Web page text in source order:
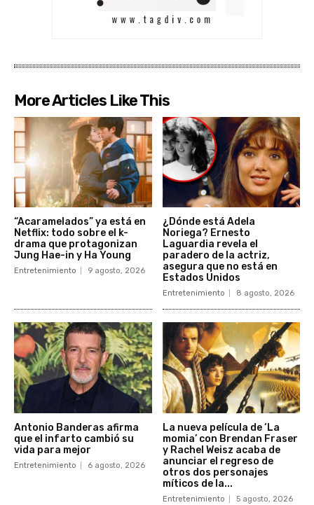
More Articles Like This
“Acaramelados” ya está en
Netflix: todo sobre el k-
drama que protagonizan
Jung Hae-in y Ha Young
Entretenimiento 9 agosto, 2026
¿Dónde está Adela
Noriega? Ernesto
Laguardia revela el
paradero de la actriz,
asegura que no está en
Estados Unidos
Entretenimiento 8 agosto, 2026
Antonio Banderas afirma
que el infarto cambió su
vida para mejor
Entretenimiento 6 agosto, 2026
La nueva película de ‘La
momia’ con Brendan Fraser
y Rachel Weisz acaba de
anunciar el regreso de
otros dos personajes
míticos de la...
Entretenimiento 5 agosto, 2026